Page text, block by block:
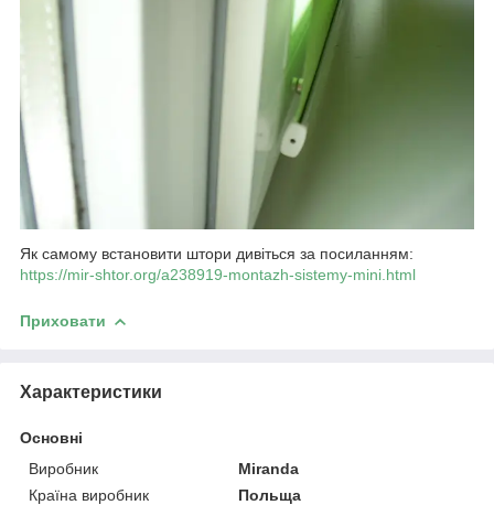
Як самому встановити штори дивіться за посиланням:
https://mir-shtor.org/a238919-montazh-sistemy-mini.html
Приховати
Характеристики
Основні
Виробник
Miranda
Країна виробник
Польща